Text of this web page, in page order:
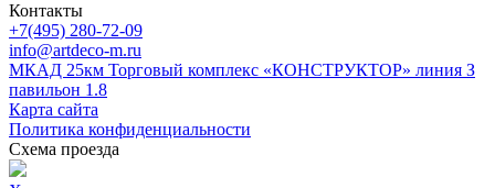
Контакты
+7(495) 280-72-09
info@artdeco-m.ru
МКАД 25км Торговый комплекс «КОНСТРУКТОР» линия З
павильон 1.8
Карта сайта
Политика конфиденциальности
Схема проезда